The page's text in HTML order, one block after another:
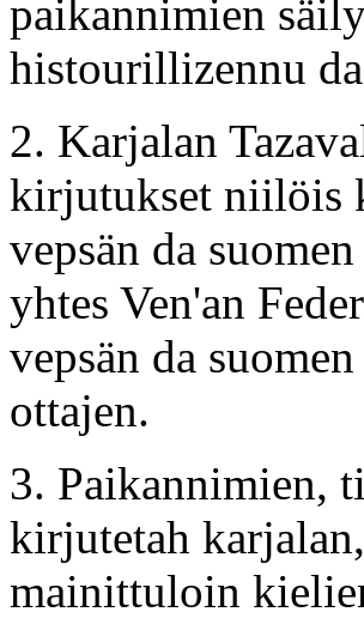
paikannimien
histourillizennu
2. Karjalan
kirjutukset niilöis
vepsän da
yhtes Ven'an
vepsän da
ottajen.
3. Paikannimien,
kirjutetah
mainittuloin